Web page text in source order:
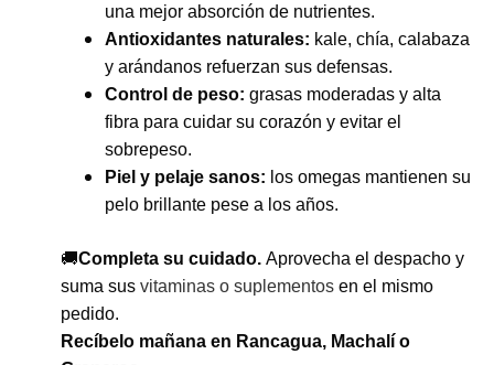
una mejor absorción de nutrientes.
Antioxidantes naturales: kale, chía, calabaza
y arándanos refuerzan sus defensas.
Control de peso: grasas moderadas y alta
fibra para cuidar su corazón y evitar el
sobrepeso.
Piel y pelaje sanos: los omegas mantienen su
pelo brillante pese a los años.
🚚Completa su cuidado. Aprovecha el despacho y
suma sus vitaminas o suplementos en el mismo
pedido.
Recíbelo mañana en Rancagua, Machalí o